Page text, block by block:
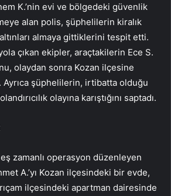
K.’nin evi ve bölgedeki güvenlik
alan polis, şüphelilerin kiralık
almaya gittiklerini tespit etti.
çıkan ekipler, araçtakilerin Ece S.
olaydan sonra Kozan ilçesine
Ayrıca şüphelilerin, irtibatta olduğu
olayına karıştığını saptadı.
zamanlı operasyon düzenleyen
A.’yı Kozan ilçesindeki bir evde,
ilçesindeki apartman dairesinde